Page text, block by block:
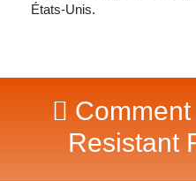
États-Unis.
Resistant